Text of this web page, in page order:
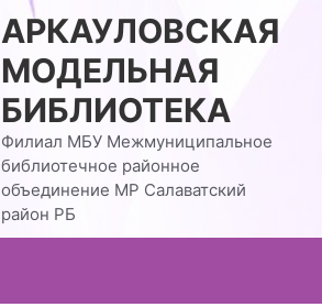
АРКАУЛОВСКАЯ
МОДЕЛЬНАЯ
БИБЛИОТЕКА
Филиал МБУ Межмуниципальное
библиотечное районное
объединение МР Салаватский
район РБ